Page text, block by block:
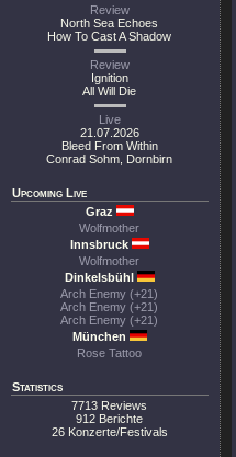
Review
North Sea Echoes
How To Cast A Shadow
Review
Ignition
All Will Die
Live
21.07.2026
Bleed From Within
Conrad Sohm, Dornbirn
Upcoming Live
Graz
Wolfmother
Innsbruck
Wolfmother
Dinkelsbühl
Arch Enemy (+21)
Arch Enemy (+21)
Arch Enemy (+21)
München
Rose Tattoo
Statistics
7713 Reviews
912 Berichte
26 Konzerte/Festivals